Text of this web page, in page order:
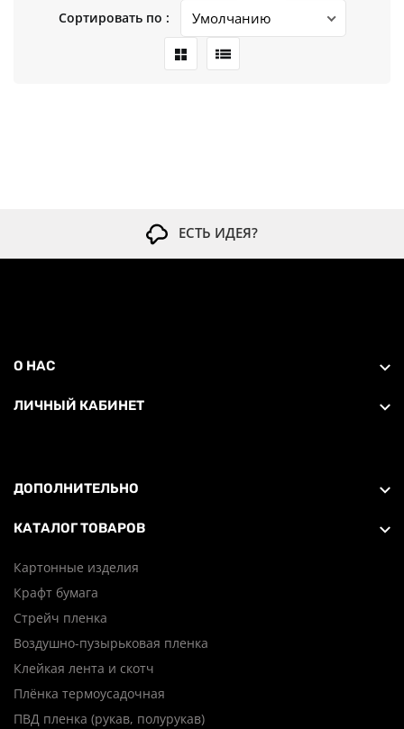
Сортировать по :
ЕСТЬ ИДЕЯ?
О НАС
ЛИЧНЫЙ КАБИНЕТ
ДОПОЛНИТЕЛЬНО
КАТАЛОГ ТОВАРОВ
Картонные изделия
Крафт бумага
Стрейч пленка
Воздушно-пузырьковая пленка
Клейкая лента и скотч
Плёнка термоусадочная
ПВД пленка (рукав, полурукав)